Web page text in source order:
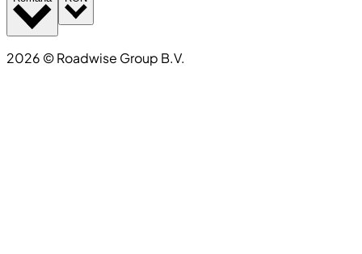
2026 ©Roadwise Group B.V.